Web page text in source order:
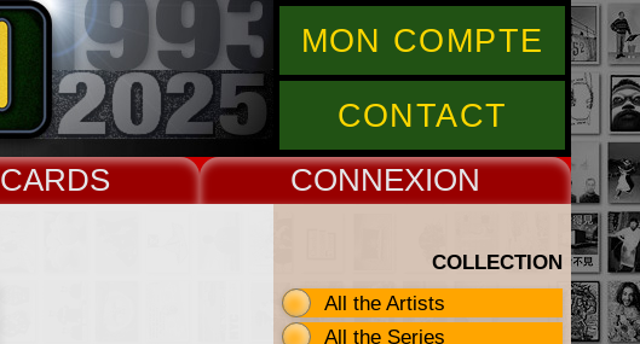
MON COMPTE
CONTACT
CARDS CONNEX
COLLECTION
All the Artists
All the Series